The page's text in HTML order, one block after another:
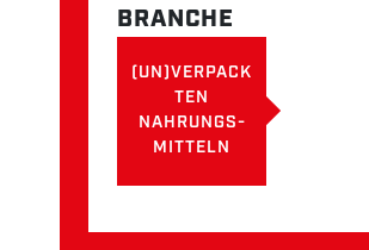
BRANCHE
(UN)VERPACK
TEN
NAHRUNGS-
MITTELN